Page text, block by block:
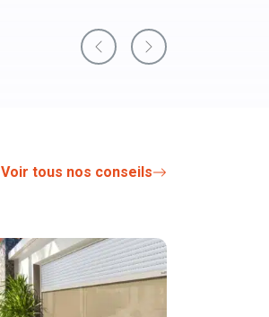
PreviousNext
Voir tous nos conseils